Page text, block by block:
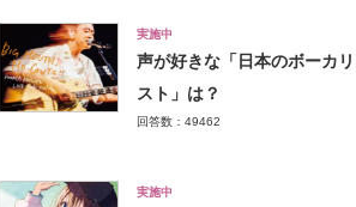
実施中
声が好きな「日本のボーカリ
スト」は？
回答数：49462
実施中